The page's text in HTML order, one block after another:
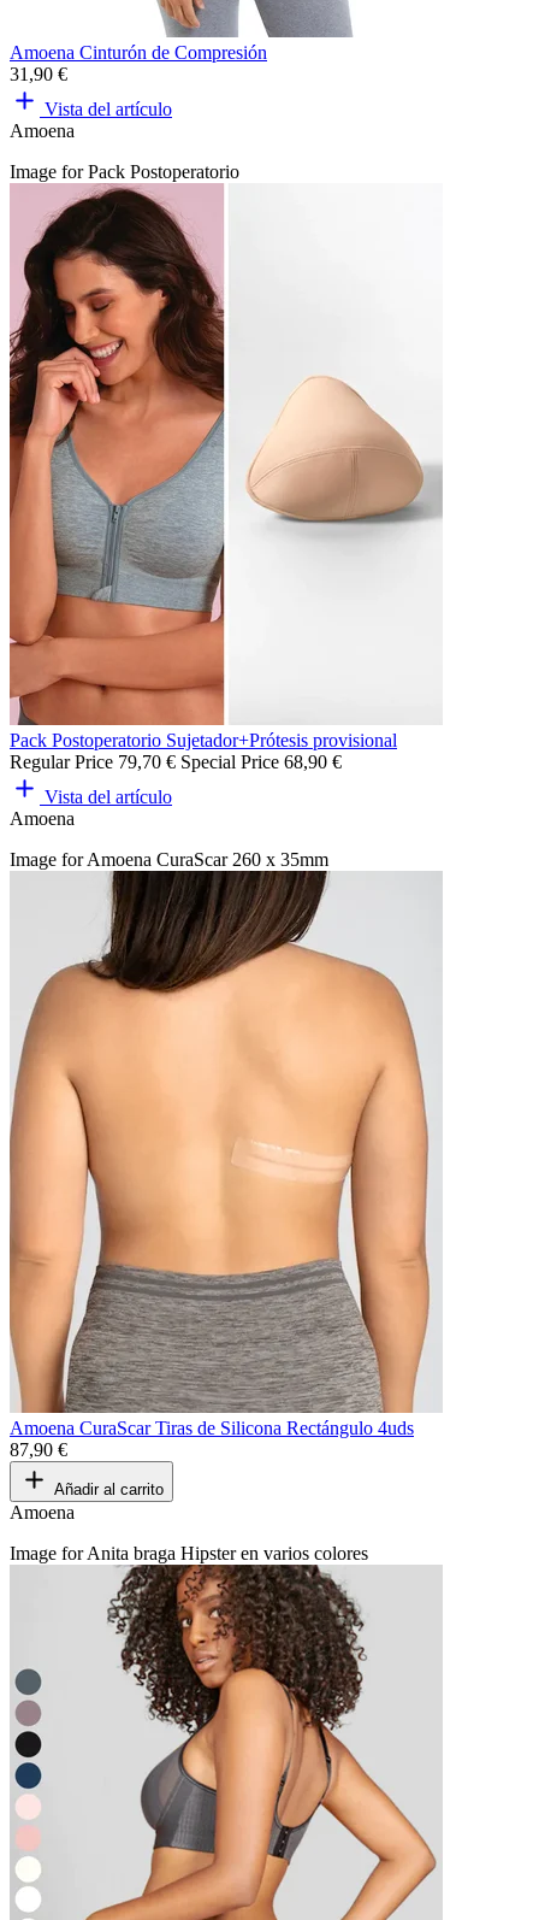
Amoena Cinturón de Compresión
31,90 €
Vista del artículo
Amoena
Image for Pack Postoperatorio
Pack Postoperatorio Sujetador+Prótesis provisional
Regular Price 79,70 € Special Price 68,90 €
Vista del artículo
Amoena
Image for Amoena CuraScar 260 x 35mm
Amoena CuraScar Tiras de Silicona Rectángulo 4uds
87,90 €
Añadir al carrito
Amoena
Image for Anita braga Hipster en varios colores